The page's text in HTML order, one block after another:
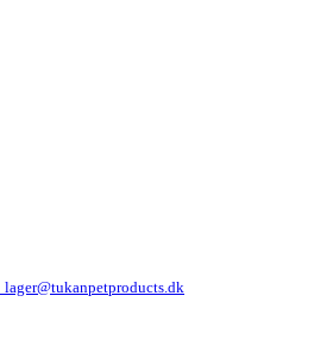
lager@tukanpetproducts.dk